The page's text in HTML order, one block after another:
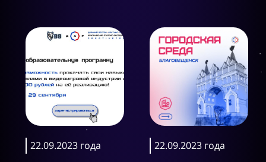
22.09.2023 года 22.09.2023 года